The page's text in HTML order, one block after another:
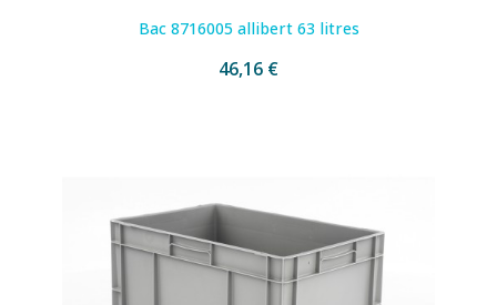
Bac 8716005 allibert 63 litres
46,16 €